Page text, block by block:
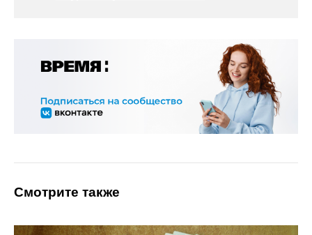
Смотрите также